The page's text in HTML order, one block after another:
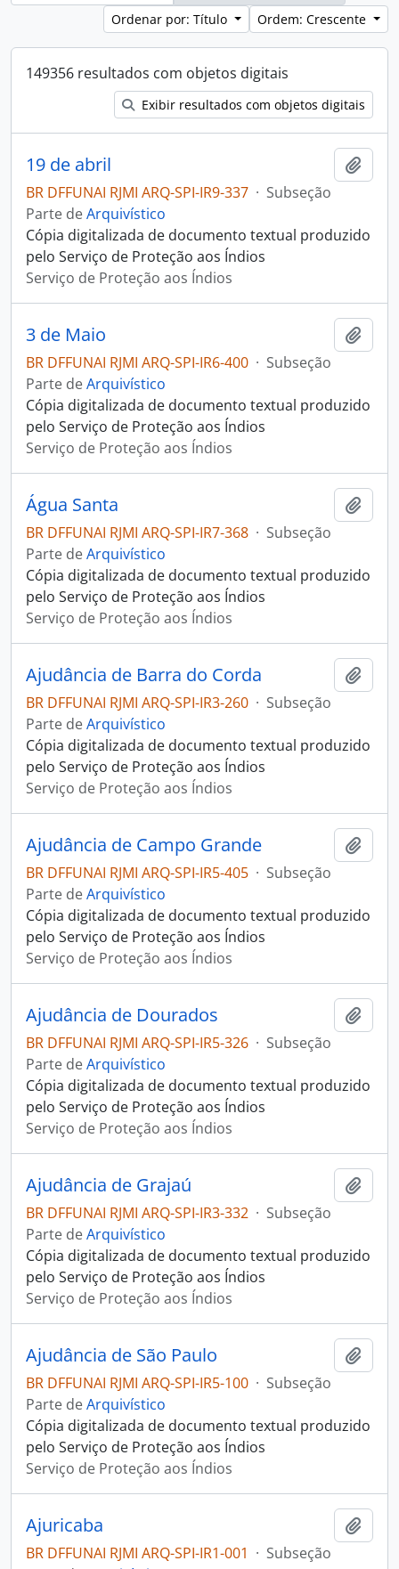
Ordenar por: Título
Ordem: Crescente
149356 resultados com objetos digitais
Exibir resultados com objetos digitais
19 de abril
BR DFFUNAI RJMI ARQ-SPI-IR9-337 · Subseção
Parte deArquivístico
Cópia digitalizada de documento textual produzido
pelo Serviço de Proteção aos Índios
Serviço de Proteção aos Índios
3 de Maio
BR DFFUNAI RJMI ARQ-SPI-IR6-400 · Subseção
Parte deArquivístico
Cópia digitalizada de documento textual produzido
pelo Serviço de Proteção aos Índios
Serviço de Proteção aos Índios
Água Santa
BR DFFUNAI RJMI ARQ-SPI-IR7-368 · Subseção
Parte deArquivístico
Cópia digitalizada de documento textual produzido
pelo Serviço de Proteção aos Índios
Serviço de Proteção aos Índios
Ajudância de Barra do Corda
BR DFFUNAI RJMI ARQ-SPI-IR3-260 · Subseção
Parte deArquivístico
Cópia digitalizada de documento textual produzido
pelo Serviço de Proteção aos Índios
Serviço de Proteção aos Índios
Ajudância de Campo Grande
BR DFFUNAI RJMI ARQ-SPI-IR5-405 · Subseção
Parte deArquivístico
Cópia digitalizada de documento textual produzido
pelo Serviço de Proteção aos Índios
Serviço de Proteção aos Índios
Ajudância de Dourados
BR DFFUNAI RJMI ARQ-SPI-IR5-326 · Subseção
Parte deArquivístico
Cópia digitalizada de documento textual produzido
pelo Serviço de Proteção aos Índios
Serviço de Proteção aos Índios
Ajudância de Grajaú
BR DFFUNAI RJMI ARQ-SPI-IR3-332 · Subseção
Parte deArquivístico
Cópia digitalizada de documento textual produzido
pelo Serviço de Proteção aos Índios
Serviço de Proteção aos Índios
Ajudância de São Paulo
BR DFFUNAI RJMI ARQ-SPI-IR5-100 · Subseção
Parte deArquivístico
Cópia digitalizada de documento textual produzido
pelo Serviço de Proteção aos Índios
Serviço de Proteção aos Índios
Ajuricaba
BR DFFUNAI RJMI ARQ-SPI-IR1-001 · Subseção